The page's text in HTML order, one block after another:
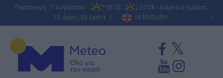
Παρασκευή 7 Αυγούστου 06:32
20:28 - Διάρκεια ημέρας:
13 ώρες, 55 λεπτά |
IN ENGLISH A